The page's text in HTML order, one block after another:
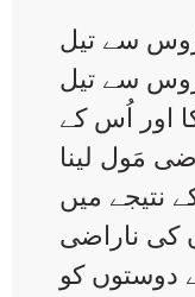
رُوس سے تیل
روس سے تیل
اور اُس کے
مَول لینا
نتیجے میں
کی ناراضی
دوستوں کو